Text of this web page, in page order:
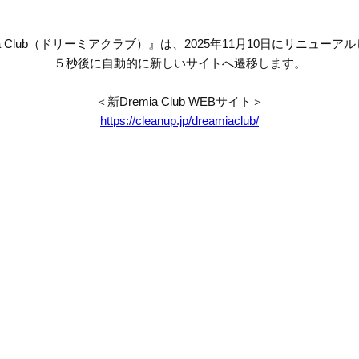
Club（ドリーミアクラブ）』は、2025年11月10日にリニューアル
５秒後に自動的に新しいサイトへ遷移します。
＜新Dremia Club WEBサイト＞
https://cleanup.jp/dreamiaclub/